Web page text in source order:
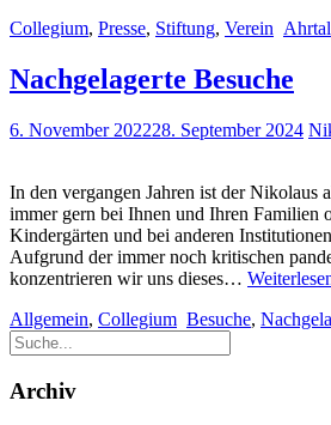
überreicht
Collegium, Presse, Stiftung, Verein Ahrtal
Nachgelagerte Besuche
6. November 202228. September 2024
In den vergangen Jahren ist der Nikolaus
immer gern bei Ihnen und Ihren Familien
Kindergärten und bei anderen
Aufgrund der immer noch kritischen
konzentrieren wir uns dieses…
Allgemein, Collegium Besuche,
Archiv